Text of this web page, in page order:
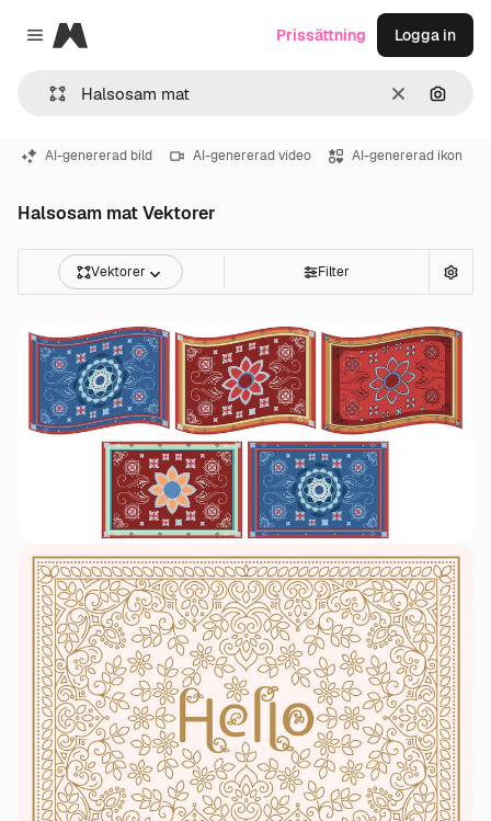
Close menu
Magnific
RensaSök
Prissättning Logga in
AI-genererad bild AI-genererad video AI-genererad ikon
Halsosam mat Vektorer
Vektorer Filter